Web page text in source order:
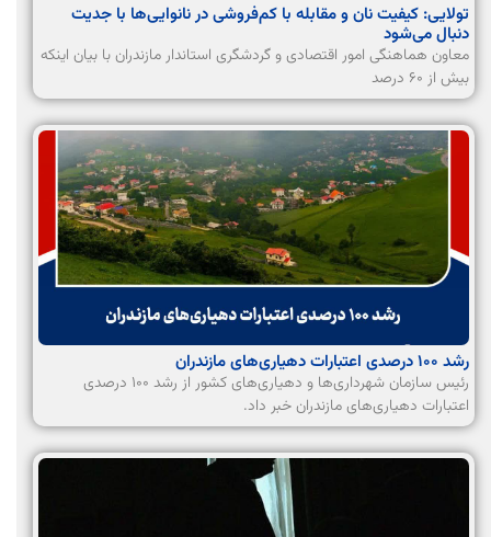
تولایی: کیفیت نان و مقابله با کم‌فروشی در نانوایی‌ها با جدیت
دنبال می‌شود
معاون هماهنگی امور اقتصادی و گردشگری استاندار مازندران با بیان اینکه
بیش از ۶۰ درصد
رشد ۱۰۰ درصدی اعتبارات دهیاری‌های مازندران
رئیس سازمان شهرداری‌ها و دهیاری‌های کشور از رشد ۱۰۰ درصدی
اعتبارات دهیاری‌های مازندران خبر داد.